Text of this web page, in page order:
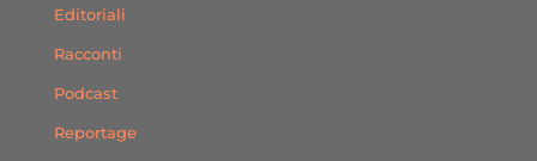
Editoriali
Racconti
Podcast
Reportage